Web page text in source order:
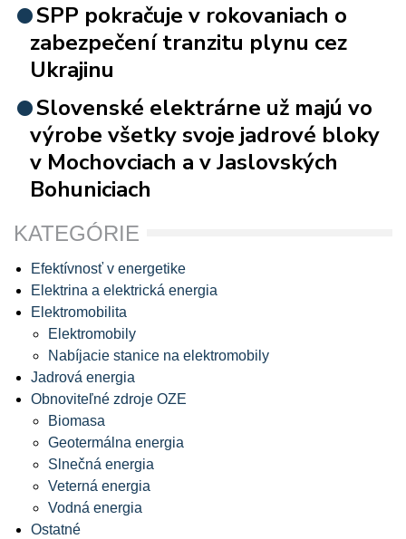
SPP pokračuje v rokovaniach o
zabezpečení tranzitu plynu cez
Ukrajinu
Slovenské elektrárne už majú vo
výrobe všetky svoje jadrové bloky
v Mochovciach a v Jaslovských
Bohuniciach
KATEGÓRIE
Efektívnosť v energetike
Elektrina a elektrická energia
Elektromobilita
Elektromobily
Nabíjacie stanice na elektromobily
Jadrová energia
Obnoviteľné zdroje OZE
Biomasa
Geotermálna energia
Slnečná energia
Veterná energia
Vodná energia
Ostatné